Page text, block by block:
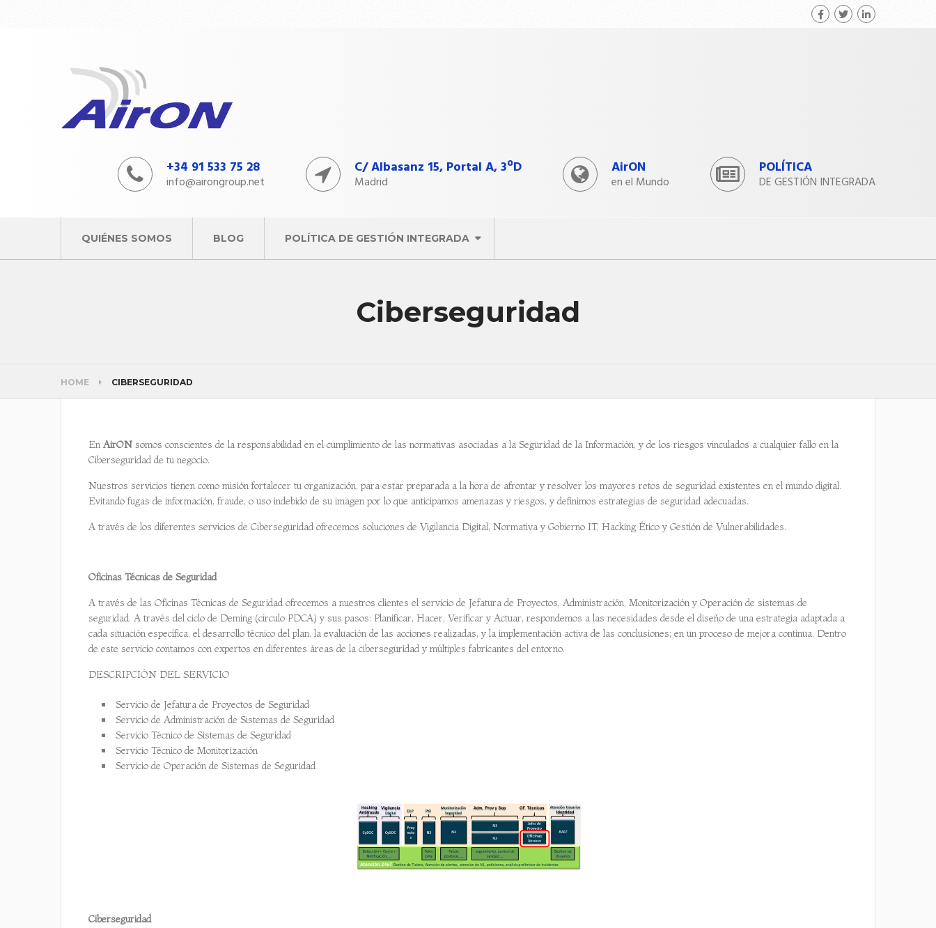
+34 91 533 75 28
info@airongroup.net
C/ Albasanz 15, Portal A, 3ºD
Madrid
AirON
en el Mundo
POLÍTICA
DE GESTIÓN INTEGRADA
QUIÉNES SOMOS BLOG POLÍTICA DE GESTIÓN INTEGRADA
Ciberseguridad
HOME CIBERSEGURIDAD
En AirON somos conscientes de la responsabilidad en el cumplimiento de las normativas asociadas a la Seguridad de la Información, y de los riesgos vinculados a cualquier fallo en la
Ciberseguridad de tu negocio.
Nuestros servicios tienen como misión fortalecer tu organización, para estar preparada a la hora de afrontar y resolver los mayores retos de seguridad existentes en el mundo digital.
Evitando fugas de información, fraude, o uso indebido de su imagen por lo que anticipamos amenazas y riesgos, y definimos estrategias de seguridad adecuadas.
A través de los diferentes servicios de Ciberseguridad ofrecemos soluciones de Vigilancia Digital, Normativa y Gobierno IT, Hacking Ético y Gestión de Vulnerabilidades.
Oficinas Técnicas de Seguridad
A través de las Oficinas Técnicas de Seguridad ofrecemos a nuestros clientes el servicio de Jefatura de Proyectos, Administración, Monitorización y Operación de sistemas de
seguridad. A través del ciclo de Deming (círculo PDCA) y sus pasos: Planificar, Hacer, Verificar y Actuar, respondemos a las necesidades desde el diseño de una estrategia adaptada a
cada situación específica, el desarrollo técnico del plan, la evaluación de las acciones realizadas, y la implementación activa de las conclusiones; en un proceso de mejora continua. Dentro
de este servicio contamos con expertos en diferentes áreas de la ciberseguridad y múltiples fabricantes del entorno.
DESCRIPCIÓN DEL SERVICIO
Servicio de Jefatura de Proyectos de Seguridad
Servicio de Administración de Sistemas de Seguridad
Servicio Técnico de Sistemas de Seguridad
Servicio Técnico de Monitorización
Servicio de Operación de Sistemas de Seguridad
Ciberseguridad